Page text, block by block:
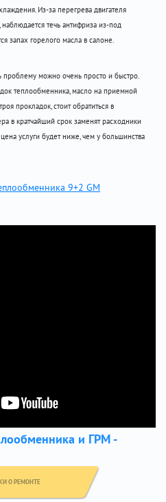
Из-за перегрева двигателя
течь антифриза из-под
запах горелого масла в салоне.
можно очень просто и быстро.
теплообменника, масло на приемной
прокладок, стоит обратиться в
в кратчайший срок заменят расходники
услуги будет ниже, чем у большинства
9+2 GM
и ГРМ -
О РЕМОНТЕ